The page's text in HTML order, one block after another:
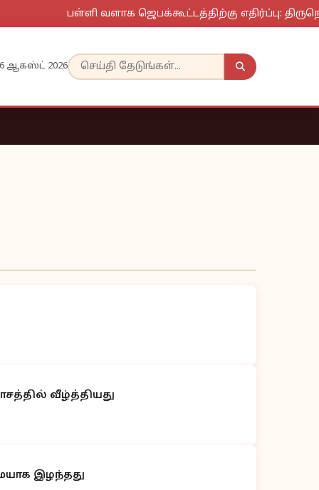
பள்ளி வளாக ஜெபக்கூட்டத்திற்கு எதிர்ப்பு:
ஆகஸ்ட் 2026
வீழ்த்தியது
இழந்தது